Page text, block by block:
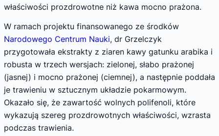
właściwości prozdrowotne niż kawa mocno prażona.
W ramach projektu finansowanego ze środków
Narodowego Centrum Nauki, dr Grzelczyk
przygotowała ekstrakty z ziaren kawy gatunku arabika i
robusta w trzech wersjach: zielonej, słabo prażonej
(jasnej) i mocno prażonej (ciemnej), a następnie poddała
je trawieniu w sztucznym układzie pokarmowym.
Okazało się, że zawartość wolnych polifenoli, które
wykazują szereg prozdrowotnych właściwości, wzrasta
podczas trawienia.